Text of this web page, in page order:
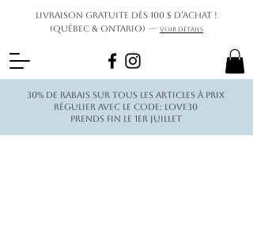
Livraison gratuite dès 100 $ d’achat !
(Québec & Ontario) — Voir détails
30% de rabais sur tous les articles à prix
régulier avec le code: love30
Prends fin le 1er juillet